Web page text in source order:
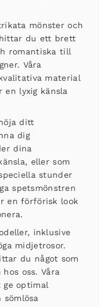
mönster och
du ett brett
romantiska till
Våra
material
en lyxig känsla
ditt
dig
dina
eller som
stunder
spetsmönstren
en förförisk look
inklusive
midjetrosor.
du något som
oss. Våra
ge optimal